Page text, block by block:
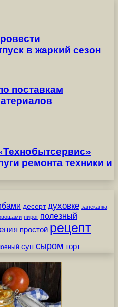
в жаркий сезон
поставкам
ремонта техники и
десерт духовке запеканка
пирог полезный
простой рецепт
суп сыром торт